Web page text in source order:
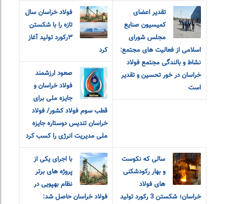
تقدیر اعضای
کمیسیون صنایع
مجلس شورای
اسلامی از فعالیت های مجتمع:
نشاط و بالندگی مجتمع فولاد
خراسان در خور تحسین و تقدیر
است
فولاد خراسان سال
تازه را با شکستن
۳رکورد تولید آغاز
کرد
صعود ارزشمند
فولاد خراسان و
جایزه ملی برای
قطب سوم فولاد کشور/ فولاد
خراسان تندیس دوستاره جایزه
ملی مدیریت انرژی را کسب کرد
سالی که نکوست
و بهار رکودشکنی
های فولاد
خراسان؛ شکستن 3 رکورد تولید
با اجرای یکی از
پروژه های برتر
نظام بهپویی در
فولاد خراسان حاصل شد: